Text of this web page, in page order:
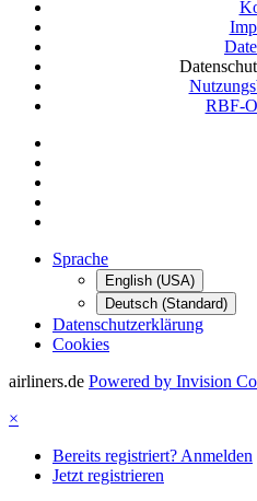
RBF-
Sprache
English (USA)
Deutsch (Standard)
Datenschutzerklärung
Cookies
airliners.de Powered by Invision
×
Bereits registriert? Anmelden
Jetzt registrieren